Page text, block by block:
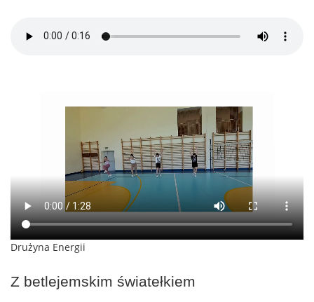
Drużyna Energii
Z betlejemskim światełkiem